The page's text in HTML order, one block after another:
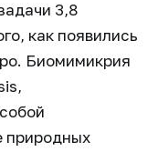
3,8
как появились
Биомимикрия
природных